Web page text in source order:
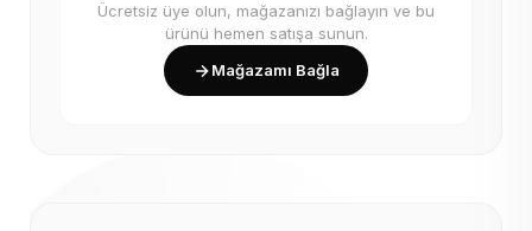
Ücretsiz üye olun, mağazanızı bağlayın ve bu
ürünü hemen satışa sunun.
Mağazamı Bağla